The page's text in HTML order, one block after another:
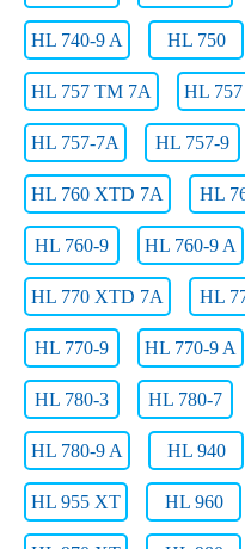
HL 740-9 A HL 750
HL 757 TM 7A HL
HL 757-7A HL 757-9
HL 760 XTD 7A HL
HL 760-9 HL 760-9 A
HL 770 XTD 7A HL
HL 770-9 HL 770-9 A
HL 780-3 HL 780-7
HL 780-9 A HL 940
HL 955 XT HL 960